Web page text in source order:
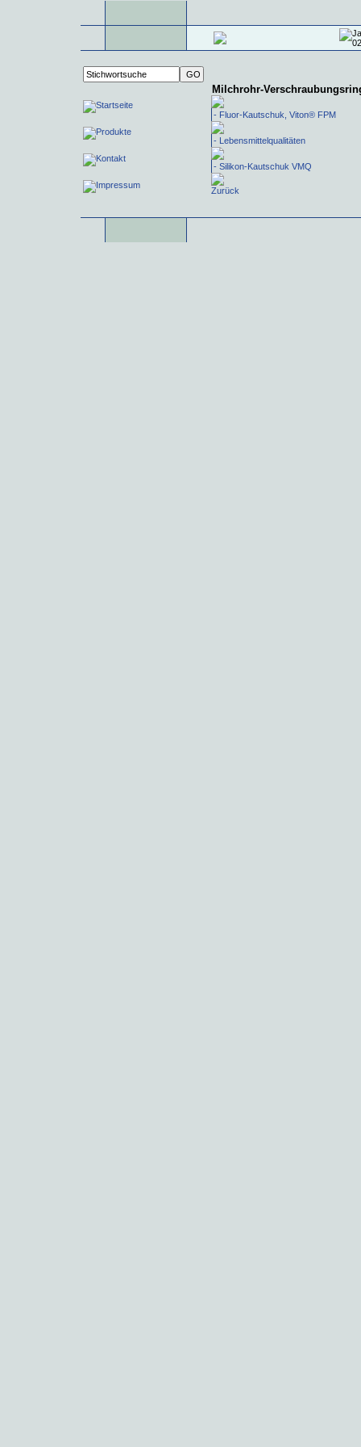
Milchrohr-
- Fluor-Kautschuk, Viton® FPM
- Lebensmittelqualitäten
- Silikon-Kautschuk VMQ
Zurück